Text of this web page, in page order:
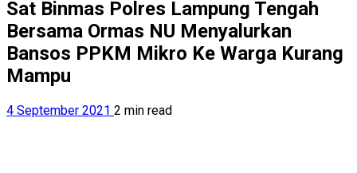
Sat Binmas Polres Lampung Tengah
Bersama Ormas NU Menyalurkan
Bansos PPKM Mikro Ke Warga Kurang
Mampu
4 September 2021 2 min read